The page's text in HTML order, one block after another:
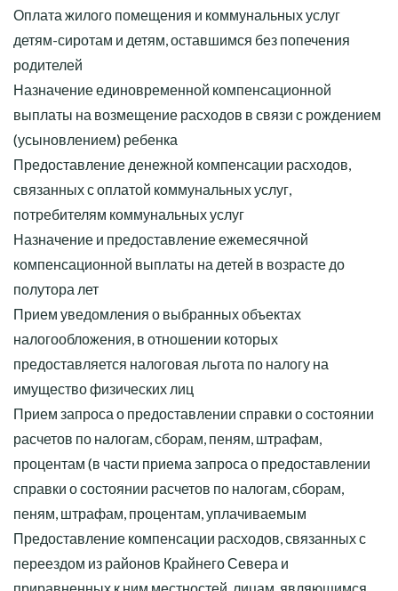
Оплата жилого помещения и коммунальных услуг
детям-сиротам и детям, оставшимся без попечения
родителей
Назначение единовременной компенсационной
выплаты на возмещение расходов в связи с рождением
(усыновлением) ребенка
Предоставление денежной компенсации расходов,
связанных с оплатой коммунальных услуг,
потребителям коммунальных услуг
Назначение и предоставление ежемесячной
компенсационной выплаты на детей в возрасте до
полутора лет
Прием уведомления о выбранных объектах
налогообложения, в отношении которых
предоставляется налоговая льгота по налогу на
имущество физических лиц
Прием запроса о предоставлении справки о состоянии
расчетов по налогам, сборам, пеням, штрафам,
процентам (в части приема запроса о предоставлении
справки о состоянии расчетов по налогам, сборам,
пеням, штрафам, процентам, уплачиваемым
Предоставление компенсации расходов, связанных с
переездом из районов Крайнего Севера и